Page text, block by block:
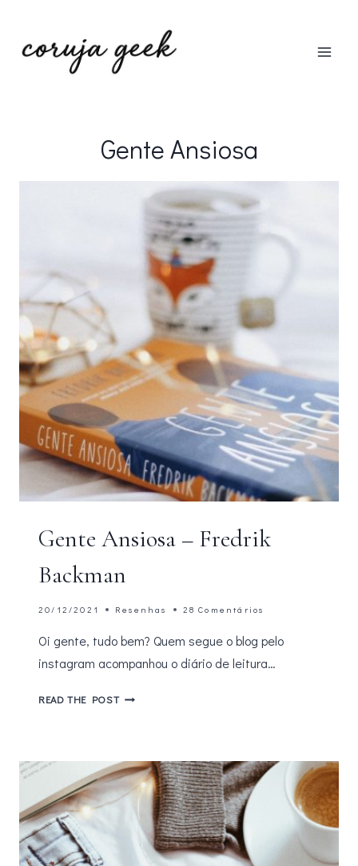
Gente Ansiosa
Gente Ansiosa – Fredrik
Backman
20/12/2021 Resenhas 28 Comentários
Oi gente, tudo bem? Quem segue o blog pelo
instagram acompanhou o diário de leitura…
READ THE POSTGENTE
BACKMAN